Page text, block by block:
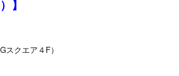
】
スクエア４F）